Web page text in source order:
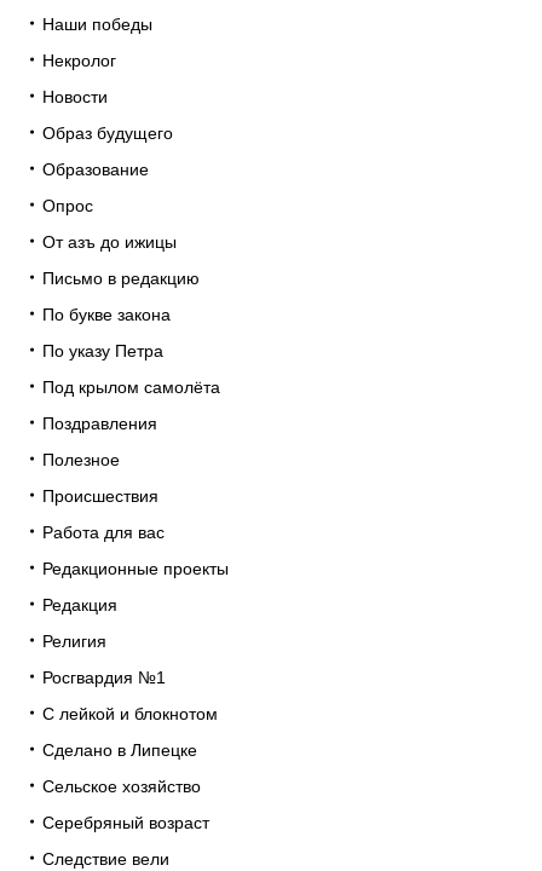
Наши победы
Некролог
Новости
Образ будущего
Образование
Опрос
От азъ до ижицы
Письмо в редакцию
По букве закона
По указу Петра
Под крылом самолёта
Поздравления
Полезное
Происшествия
Работа для вас
Редакционные проекты
Редакция
Религия
Росгвардия №1
С лейкой и блокнотом
Сделано в Липецке
Сельское хозяйство
Серебряный возраст
Следствие вели